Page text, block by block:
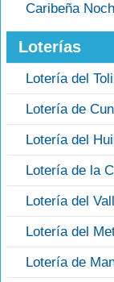
Caribeña
Loterías
Lotería del
Lotería de
Lotería del
Lotería de la
Lotería del
Lotería del
Lotería de